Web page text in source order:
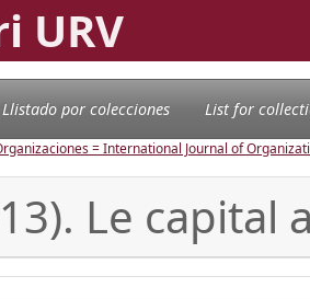
URV
Llistado por colecciones List for
= International Journal of
Le